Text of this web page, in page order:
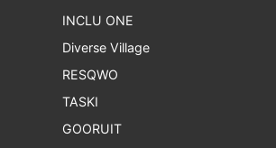
INCLU ONE
Diverse Village
RESQWO
TASKI
GOORUIT